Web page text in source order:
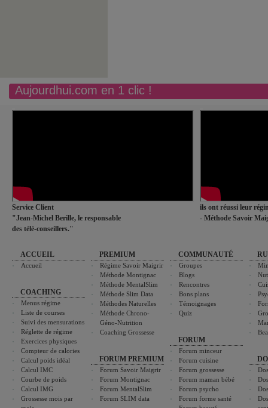
Aujourdhui.com en 1 clic !
Service Client
"Jean-Michel Berille, le responsable
des télé-conseillers."
ils ont réussi leur
- Méthode Savoir
ACCUEIL
Accueil
COACHING
Menus régime
Liste de courses
Suivi des mensurations
Réglette de régime
Exercices physiques
Compteur de calories
Calcul poids idéal
Calcul IMC
Courbe de poids
Calcul IMG
Grossesse mois par
PREMIUM
Régime Savoir Maigrir
Méthode Montignac
Méthode MentalSlim
Méthode Slim Data
Méthodes Naturelles
Méthode Chrono-
Géno-Nutrition
Coaching Grossesse
FORUM PREMIUM
Forum Savoir Maigrir
Forum Montignac
Forum MentalSlim
Forum SLIM data
COMMUNAUTÉ
Groupes
Blogs
Rencontres
Bons plans
Témoignages
Quiz
FORUM
Forum minceur
Forum cuisine
Forum grossesse
Forum maman bébé
Forum psycho
Forum forme santé